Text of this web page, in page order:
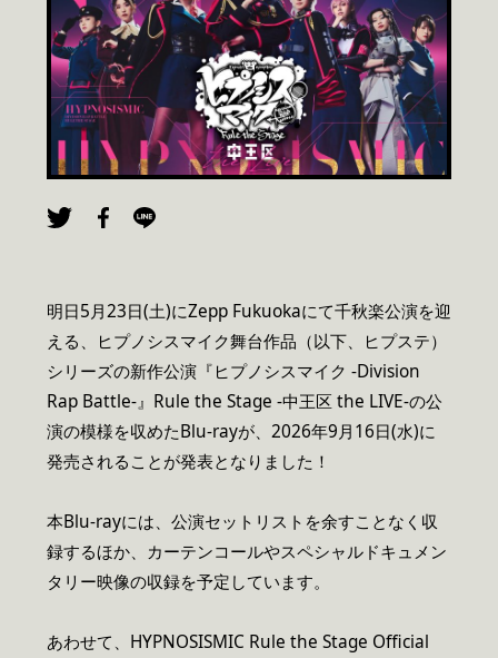
明日5月23日(土)にZepp Fukuokaにて千秋楽公演を迎
える、ヒプノシスマイク舞台作品（以下、ヒプステ）
シリーズの新作公演『ヒプノシスマイク -Division
Rap Battle-』Rule the Stage -中王区 the LIVE-の公
演の模様を収めたBlu-rayが、2026年9月16日(水)に
発売されることが発表となりました！
本Blu-rayには、公演セットリストを余すことなく収
録するほか、カーテンコールやスペシャルドキュメン
タリー映像の収録を予定しています。
あわせて、HYPNOSISMIC Rule the Stage Official